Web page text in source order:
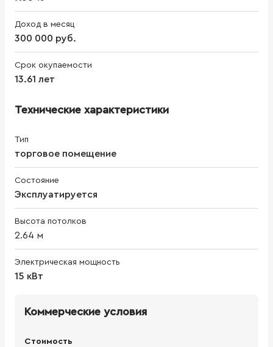
Доход в месяц
300 000 руб.
Срок окупаемости
13.61 лет
Технические характеристики
Тип
торговое помещение
Состояние
Эксплуатируется
Высота потолков
2.64 м
Электрическая мощность
15 кВт
Коммерческие условия
Стоимость